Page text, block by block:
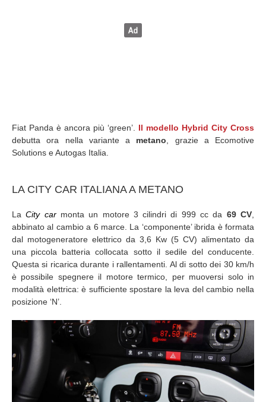
Fiat Panda è ancora più ‘green’. Il modello Hybrid City Cross
debutta ora nella variante a metano , grazie a Ecomotive
Solutions e Autogas Italia.
LA CITY CAR ITALIANA A METANO
LaCity carmonta un motore 3 cilindri di 999 cc da 69 CV
abbinato al cambio a 6 marce. La ‘componente’ ibrida è formata
dal motogeneratore elettrico da 3,6 Kw (5 CV) alimentato da
una piccola batteria collocata sotto il sedile del conducente.
Questa si ricarica durante i rallentamenti. Al di sotto dei 30 km/h
è possibile spegnere il motore termico, per muoversi solo in
modalità elettrica: è sufficiente spostare la leva del cambio nella
posizione ‘N’.